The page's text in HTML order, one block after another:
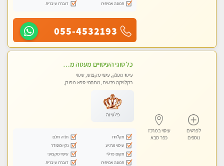
תמונה אמיתית
דוברת עיברית
055-4532193
לפרטים
נוספים
עיסוי במרכז
כפר סבא
כל סוגי העיסויים מעסה מקצועית ואיכותית פרטי!!!
עיסוי מפנק, עיסוי מקצועי, עיסוי
בקלניקה פרטית, מתחמי ספא מפנק,
פלטינה
מקלחת
חניה חינם
עיסוי מרגיע
נקי ומסודר
מקום פרטי
עיסוי מקצועי
תמונה אמיתית
דוברת עיברית